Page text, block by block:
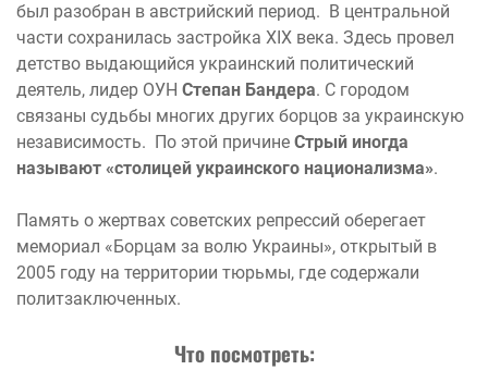
был разобран в австрийский период. В центральной
части сохранилась застройка XIX века. Здесь провел
детство выдающийся украинский политический
деятель, лидер ОУН Степан Бандера. С городом
связаны судьбы многих других борцов за украинскую
независимость. По этой причине Стрый иногда
называют «столицей украинского национализма».
Память о жертвах советских репрессий оберегает
мемориал «Борцам за волю Украины», открытый в
2005 году на территории тюрьмы, где содержали
политзаключенных.
Что посмотреть: